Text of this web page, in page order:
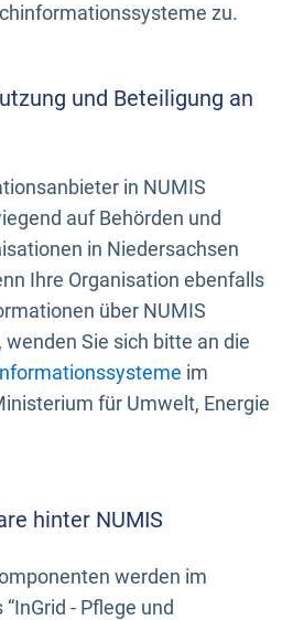
zu.
und Beteiligung an
in NUMIS
auf Behörden und
in Niedersachsen
Ihre Organisation ebenfalls
über NUMIS
Sie sich bitte an die
im
für Umwelt, Energie
hinter NUMIS
werden im
- Pflege und